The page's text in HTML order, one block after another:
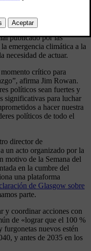
lo correcto. El reciente
publicado por las
emergencia climática a la
necesidad de actuar.
crítico para
afirma Jim Rowan.
políticos sean fuertes y
significativas para luchar
a hacer nuestra
políticos de todo el
director de
un acto organizado por la
de la Semana del
en la cumbre del
una plataforma
de Glasgow sobre
parte.
y coordinar acciones con
de «lograr que el 100 %
furgonetas nuevos estén
y antes de 2035 en los